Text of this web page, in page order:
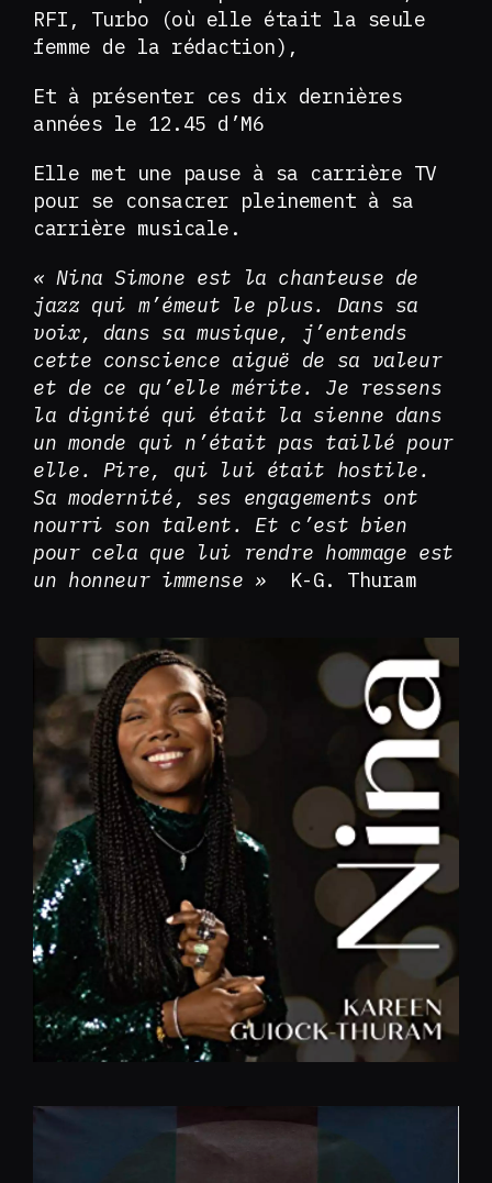
RFI, Turbo (où elle était la seule
femme de la rédaction),
Et à présenter ces dix dernières
années le 12.45 d’M6
Elle met une pause à sa carrière TV
pour se consacrer pleinement à sa
carrière musicale.
« Nina Simone est la chanteuse de
jazz qui m’émeut le plus. Dans sa
voix, dans sa musique, j’entends
cette conscience aiguë de sa valeur
et de ce qu’elle mérite. Je ressens
la dignité qui était la sienne dans
un monde qui n’était pas taillé pour
elle. Pire, qui lui était hostile.
Sa modernité, ses engagements ont
nourri son talent. Et c’est bien
pour cela que lui rendre hommage est
un honneur immense » K-G. Thuram